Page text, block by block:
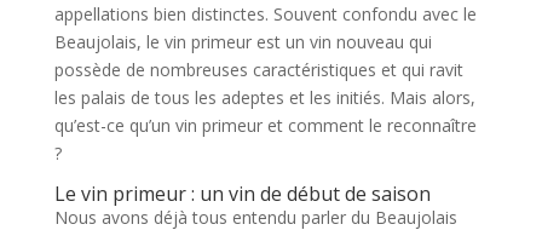
appellations bien distinctes. Souvent confondu avec le
Beaujolais, le vin primeur est un vin nouveau qui
possède de nombreuses caractéristiques et qui ravit
les palais de tous les adeptes et les initiés. Mais alors,
qu’est-ce qu’un vin primeur et comment le reconnaître
?
Le vin primeur : un vin de début de saison
Nous avons déjà tous entendu parler du Beaujolais